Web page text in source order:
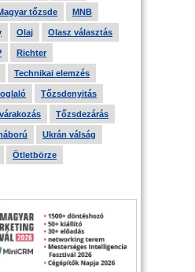
tőzsde MNB
Olaj Olasz választás
Richter
Technikai elemzés
Tőzsdenyitás
Tőzsdezárás
Ukrán válság
Ötletbörze